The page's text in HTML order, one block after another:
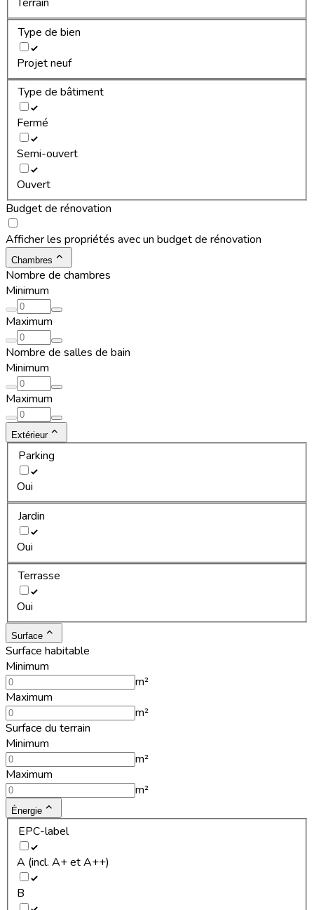
Type de bien
Projet neuf
Type de bâtiment
Fermé
Semi-ouvert
Ouvert
Budget de rénovation
Afficher les propriétés avec un budget de rénovation
Chambres
Nombre de chambres
Minimum
Maximum
Nombre de salles de bain
Minimum
Maximum
Extérieur
Parking
Oui
Jardin
Oui
Terrasse
Oui
Surface
Surface habitable
Minimum
m²
Maximum
m²
Surface du terrain
Minimum
m²
Maximum
m²
Énergie
EPC-label
A (incl. A+ et A++)
B